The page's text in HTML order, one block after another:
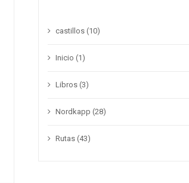
castillos (10)
Inicio (1)
Libros (3)
Nordkapp (28)
Rutas (43)